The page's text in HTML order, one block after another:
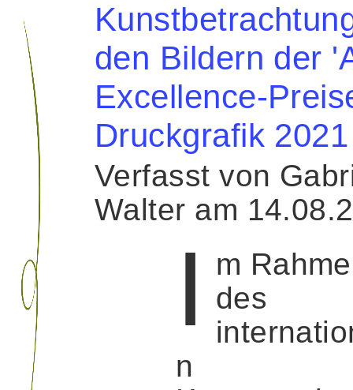
den Bildern der
Excellence-
Druckgrafik 2021
Verfasst von
Walter am
I
m
des
n